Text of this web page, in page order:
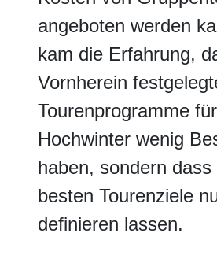
angeboten werden
kam die Erfahrung,
Vornherein
Tourenprogramme
Hochwinter wenig
haben, sondern dass
besten Tourenziele
definieren lassen.